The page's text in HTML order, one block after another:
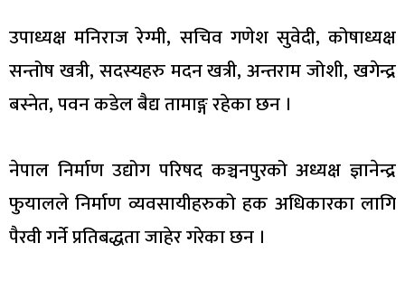
उपाध्यक्ष मनिराज रेग्मी, सचिव गणेश सुवेदी, कोषाध्यक्ष
सन्तोष खत्री, सदस्यहरु मदन खत्री, अन्तराम जोशी, खगेन्द्र
बस्नेत, पवन कडेल बैद्य तामाङ्ग रहेका छन ।
नेपाल निर्माण उद्योग परिषद कञ्चनपुरको अध्यक्ष ज्ञानेन्द्र
फुयालले निर्माण व्यवसायीहरुको हक अधिकारका लागि
पैरवी गर्ने प्रतिबद्धता जाहेर गरेका छन ।